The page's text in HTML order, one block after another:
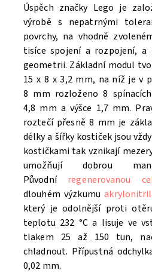
Úspěch značky Lego je
výrobě s nepatrnými
povrchy, na vhodně
tisíce spojení a rozpojení, a
geometrii. Základní modul
15 x 8 x 3,2 mm, na níž je v
8 mm rozloženo 8
4,8 mm a výšce 1,7 mm.
roztečí přesně 8 mm je
délky a šířky kostiček jsou
kostičkami tak vznikají
umožňují dobrou
Původní regenerovanou
dlouhém výzkumu
který je odolnější proti
teplotu 232 °C a lisuje ve
tlakem 25 až 150 tun,
chladnout. Přípustná
0,02 mm.